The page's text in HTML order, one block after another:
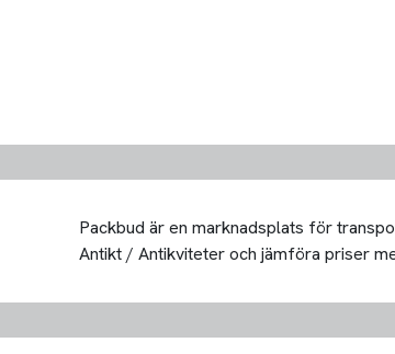
Packbud är en marknadsplats för
Antikt / Antikviteter och jämföra priser